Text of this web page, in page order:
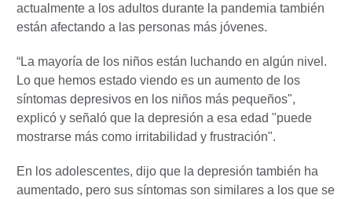
actualmente a los adultos durante la pandemia también
están afectando a las personas más jóvenes.
“La mayoría de los niños están luchando en algún nivel.
Lo que hemos estado viendo es un aumento de los
síntomas depresivos en los niños más pequeños",
explicó y señaló que la depresión a esa edad "puede
mostrarse más como irritabilidad y frustración".
En los adolescentes, dijo que la depresión también ha
aumentado, pero sus síntomas son similares a los que se